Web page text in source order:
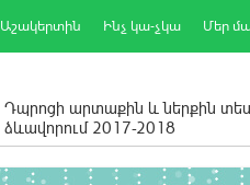
Աշակերտին Ինչ կա-չկա Մեր
Դպրոցի արտաքին և ներքին
ձևավորում 2017-2018